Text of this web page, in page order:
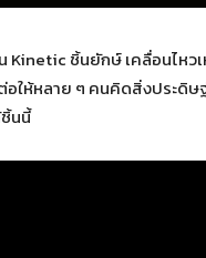
ชิ้นยักษ์ เคลื่อนไหว
ให้หลาย ๆ คนคิดสิ่งประดิษ
นนี้